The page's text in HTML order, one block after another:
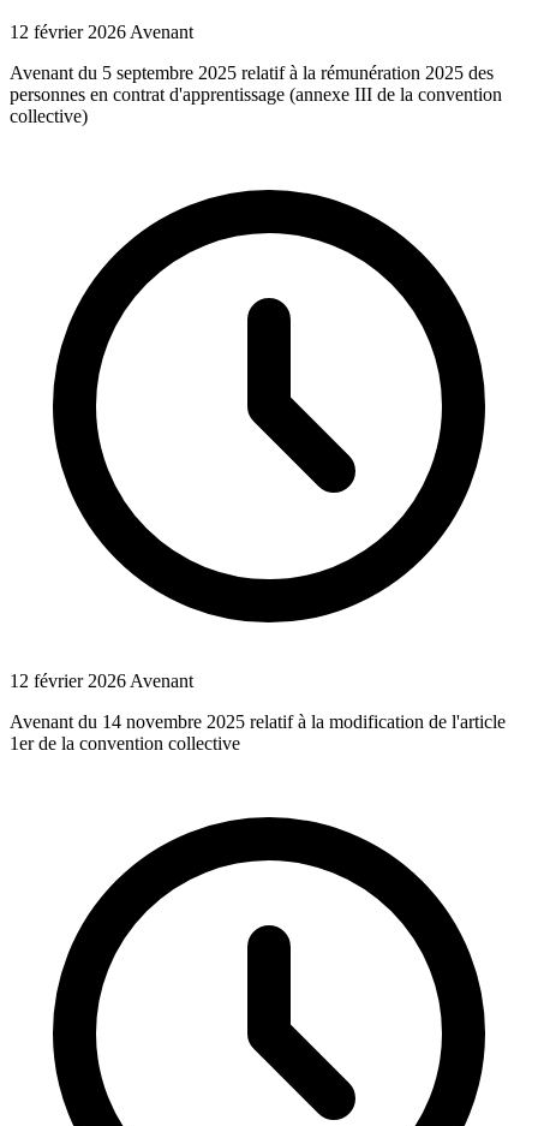
12 février 2026 Avenant
Avenant du 5 septembre 2025 relatif à la rémunération 2025 des
personnes en contrat d'apprentissage (annexe III de la convention
collective)
12 février 2026 Avenant
Avenant du 14 novembre 2025 relatif à la modification de l'article
1er de la convention collective